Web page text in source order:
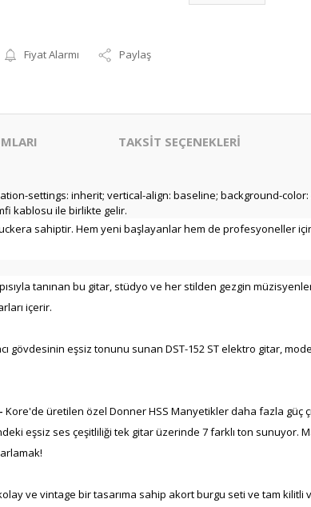
Fiyat Alarmı Paylaş
TAKSİT SEÇENEKLERİ
settings: inherit; vertical-align: baseline; background-
kablosu ile birlikte gelir.
sahiptir. Hem yeni başlayanlar hem de profesyoneller
tanınan bu gitar, stüdyo ve her stilden gezgin
içerir.
gövdesinin eşsiz tonunu sunan DST-152 ST elektro gitar,
Kore'de üretilen özel Donner HSS Manyetikler daha fazla güç
eşsiz ses çeşitliliği tek gitar üzerinde 7 farklı ton sunuyor.
kolay ve vintage bir tasarıma sahip akort burgu seti ve tam